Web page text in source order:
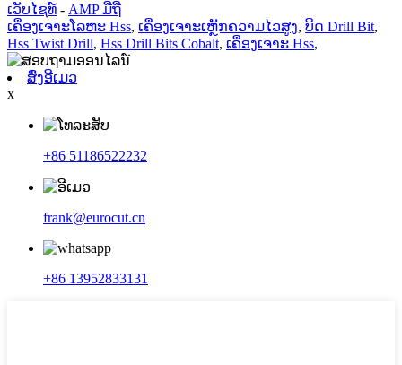
ເວັບໄຊທ໌ - AMP ມືຖື
ເຄື່ອງເຈາະໂລຫະ Hss, ເຄື່ອງເຈາະເຫຼັກຄວາມໄວສູງ, ບິດ Drill Bit,
Hss Twist Drill, Hss Drill Bits Cobalt, ເຄື່ອງເຈາະ Hss,
ສົ່ງອີເມວ
x
+86 51186522232
frank@eurocut.cn
+86 13952833131